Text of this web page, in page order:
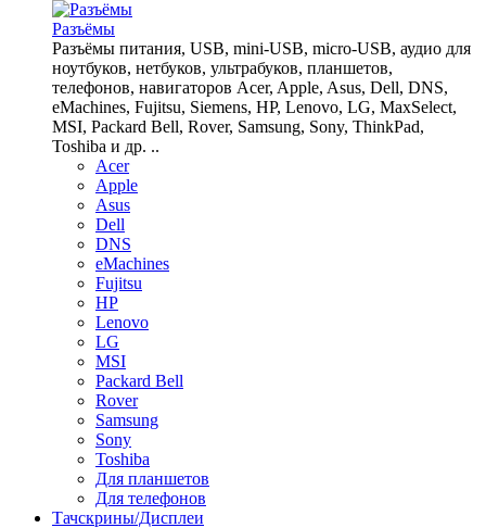
Разъёмы
Разъёмы питания, USB, mini-USB, micro-USB, аудио для
ноутбуков, нетбуков, ультрабуков, планшетов,
телефонов, навигаторов Acer, Apple, Asus, Dell, DNS,
eMachines, Fujitsu, Siemens, HP, Lenovo, LG, MaxSelect,
MSI, Packard Bell, Rover, Samsung, Sony, ThinkPad,
Toshiba и др. ..
Acer
Apple
Asus
Dell
DNS
eMachines
Fujitsu
HP
Lenovo
LG
MSI
Packard Bell
Rover
Samsung
Sony
Toshiba
Для планшетов
Для телефонов
Тачскрины/Дисплеи